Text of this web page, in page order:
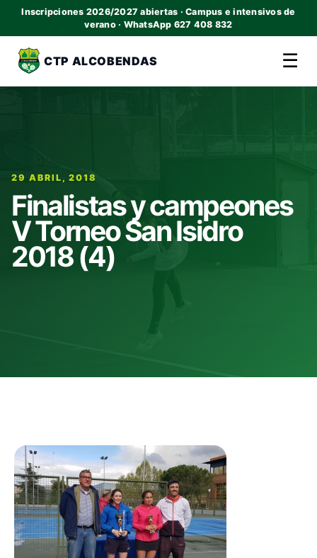
Inscripciones 2026/2027 abiertas · Campus e intensivos de
verano · WhatsApp 627 408 832
CTP ALCOBENDAS ☰
29 ABRIL, 2018
Finalistas y campeones
V Torneo San Isidro
2018 (4)